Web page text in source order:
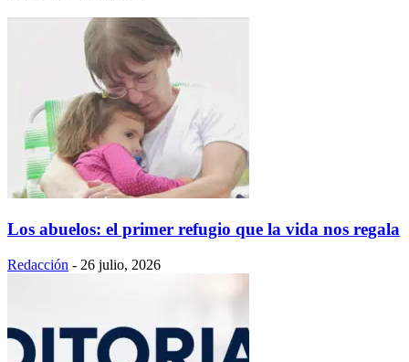
Los abuelos: el primer refugio que la vida nos regala
Redacción - 26 julio, 2026